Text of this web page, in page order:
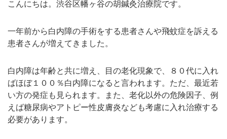
こんにちは。渋谷区幡ヶ谷の胡鍼灸治療院です。
一年前から白内障の手術をする患者さんや飛蚊症を訴える
患者さんが増えてきました。
白内障は年齢と共に増え、目の老化現象で、８０代に入れ
ばほぼ１００％白内障になると言われます。ただ、最近若
い方の発症も見られます。また、老化以外の危険因子、例
えば糖尿病やアトピー性皮膚炎なども考慮に入れ治療する
必要があります。